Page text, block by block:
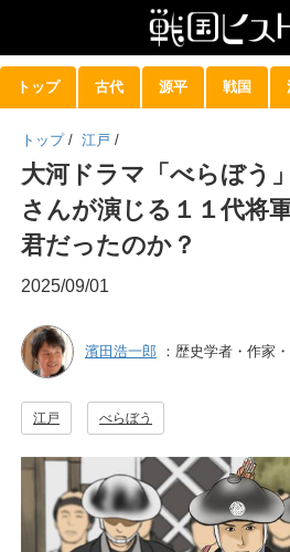
トップ 古代 源平 戦国
トップ / 江戸 /
大河ドラマ「べらぼう
さんが演じる１１代将
君だったのか？
2025/09/01
濱田浩一郎 ：歴史学者・作家
江戸 べらぼう